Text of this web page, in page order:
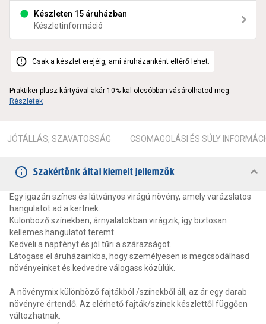
Készleten 15 áruházban
Készletinformáció
Csak a készlet erejéig, ami áruházanként eltérő lehet.
Praktiker plusz kártyával akár 10%-kal olcsóbban vásárolhatod meg.
Részletek
JÓTÁLLÁS, SZAVATOSSÁG CSOMAGOLÁSI ÉS SÚLY
Szakértőnk által kiemelt jellemzők
Egy igazán színes és látványos virágú növény, amely varázslatos
hangulatot ad a kertnek.
Különböző színekben, árnyalatokban virágzik, így biztosan
kellemes hangulatot teremt.
Kedveli a napfényt és jól tűri a szárazságot.
Látogass el áruházainkba, hogy személyesen is megcsodálhasd
növényeinket és kedvedre válogass közülük.
A növénymix különböző fajtákból /színekből áll, az ár egy darab
növényre értendő. Az elérhető fajták/színek készlettől függően
változhatnak.